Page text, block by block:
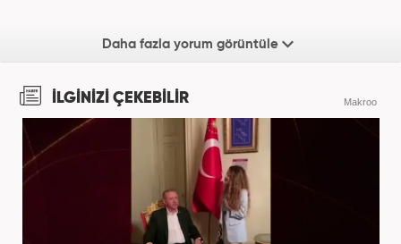
Daha fazla yorum görüntüle
İLGİNİZİ ÇEKEBİLİR Makroo